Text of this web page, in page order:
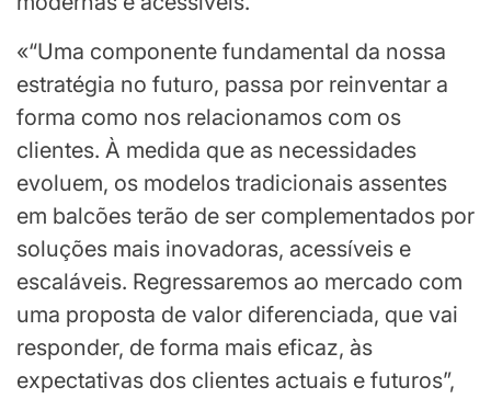
«“Uma componente fundamental da nossa
estratégia no futuro, passa por reinventar a
forma como nos relacionamos com os
clientes. À medida que as necessidades
evoluem, os modelos tradicionais assentes
em balcões terão de ser complementados por
soluções mais inovadoras, acessíveis e
escaláveis. Regressaremos ao mercado com
uma proposta de valor diferenciada, que vai
responder, de forma mais eficaz, às
expectativas dos clientes actuais e futuros”,